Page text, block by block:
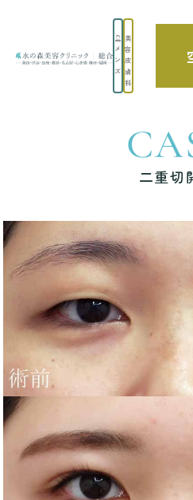
メ
ン
ズ
美
容
皮
膚
科
TOP 症例写真 二重
二重切